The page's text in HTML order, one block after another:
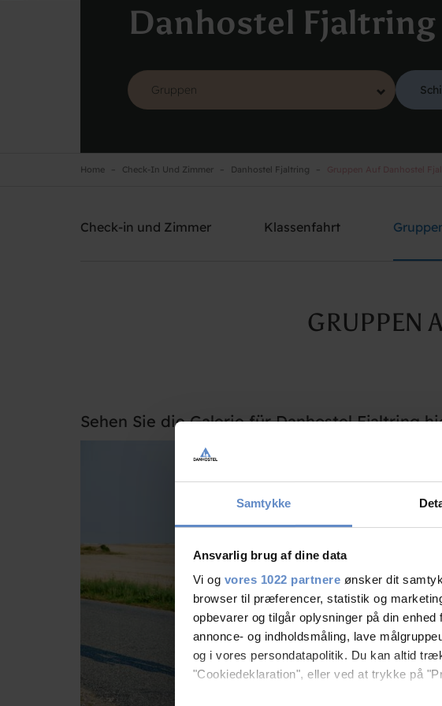
Samtykke
Ansvarlig brug af dine data
Vi og vores 1022 partnere ønsker dit
browser til præferencer, statistik og
opbevarer og tilgår oplysninger på din
annonce- og indholdsmåling, lave
og i vores persondatapolitik. Du kan altid
"Cookiedeklaration", eller ved at trykke på
Danhostel Fjaltring
Home Check-In Und Zimmer Danhostel Fjaltring
Check-in und Zimmer Klassenfahrt
GRUPPEN
Sehen Sie die Galerie für Danhostel Fjaltring